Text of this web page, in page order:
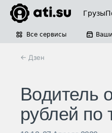
Грузы
Все сервисы
← Дзен
Водитель
рублей по